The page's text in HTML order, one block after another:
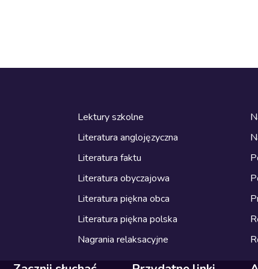
Lektury szkolne
Literatura anglojęzyczna
Literatura faktu
Literatura obyczajowa
Literatura piękna obca
Literatura piękna polska
Nagrania relaksacyjne